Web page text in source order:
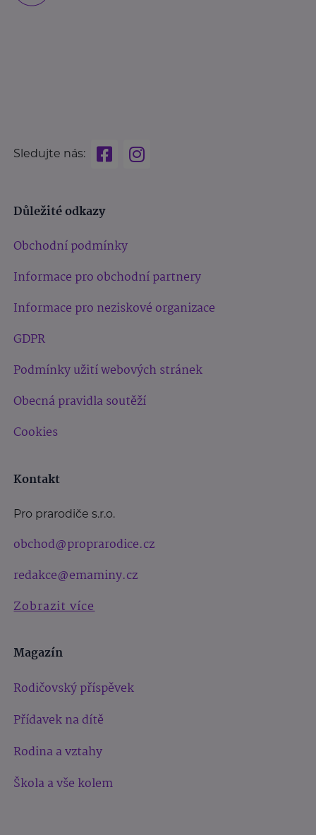
Sledujte nás:
Důležité odkazy
Obchodní podmínky
Informace pro obchodní partnery
Informace pro neziskové organizace
GDPR
Podmínky užití webových stránek
Obecná pravidla soutěží
Cookies
Kontakt
Pro prarodiče s.r.o.
obchod@proprarodice.cz
redakce@emaminy.cz
Zobrazit více
Magazín
Rodičovský příspěvek
Přídavek na dítě
Rodina a vztahy
Škola a vše kolem